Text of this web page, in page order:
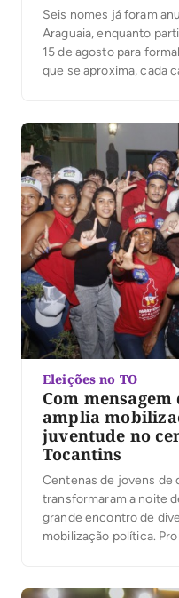
Seis nomes já foram
Araguaia, enquanto
15 de agosto para
que se aproxima, cada
e seis candidaturas
Eleições no TO
Com
amplia
juventude no
Tocantins
Centenas de jovens de
transformaram a noite
grande encontro de
mobilização política.
o evento reuniu jovens